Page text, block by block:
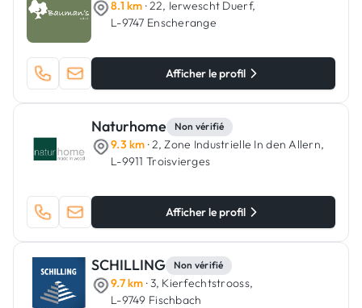
8.1 km · 22, Ierwescht Duerf,
L-9747 Enscherange
Afficher le profil
Naturhome Non vérifié
9.3 km · 2, Zone Industrielle In den Allern,
L-9911 Troisvierges
Afficher le profil
SCHILLING Non vérifié
9.7 km · 3, Kierfechtstrooss,
L-9749 Fischbach